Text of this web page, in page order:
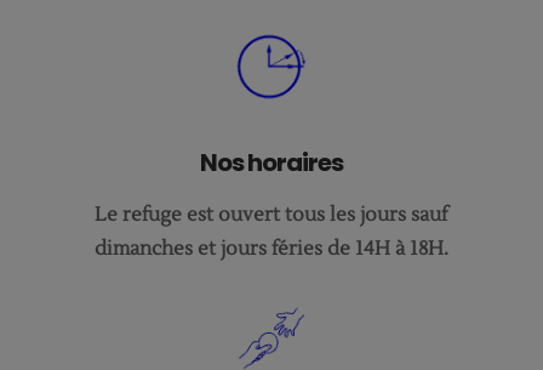
Nos horaires
Le refuge est ouvert tous les jours sauf
dimanches et jours féries de 14H à 18H.